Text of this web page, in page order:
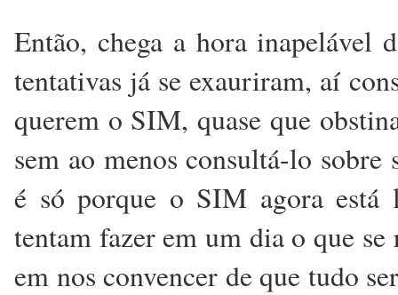
Então, chega a hora inapelável
tentativas já se exauriram, aí
querem o SIM, quase que
sem ao menos consultá-lo
é só porque o SIM agora está
tentam fazer em um dia o que
em nos convencer de que tudo